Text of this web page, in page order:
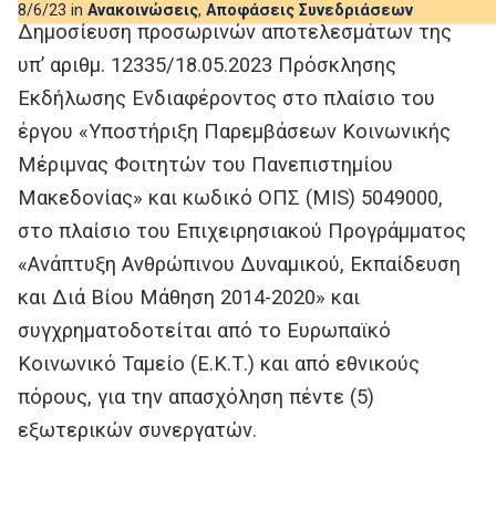
8/6/23 in Ανακοινώσεις, Αποφάσεις Συνεδριάσεων
Δημοσίευση προσωρινών αποτελεσμάτων της
υπ’ αριθμ. 12335/18.05.2023 Πρόσκλησης
Εκδήλωσης Ενδιαφέροντος στο πλαίσιο του
έργου «Υποστήριξη Παρεμβάσεων Κοινωνικής
Μέριμνας Φοιτητών του Πανεπιστημίου
Μακεδονίας» και κωδικό ΟΠΣ (MIS) 5049000,
στο πλαίσιο του Επιχειρησιακού Προγράμματος
«Ανάπτυξη Ανθρώπινου Δυναμικού, Εκπαίδευση
και Διά Βίου Μάθηση 2014-2020» και
συγχρηματοδοτείται από το Ευρωπαϊκό
Κοινωνικό Ταμείο (Ε.Κ.Τ.) και από εθνικούς
πόρους, για την απασχόληση πέντε (5)
εξωτερικών συνεργατών.